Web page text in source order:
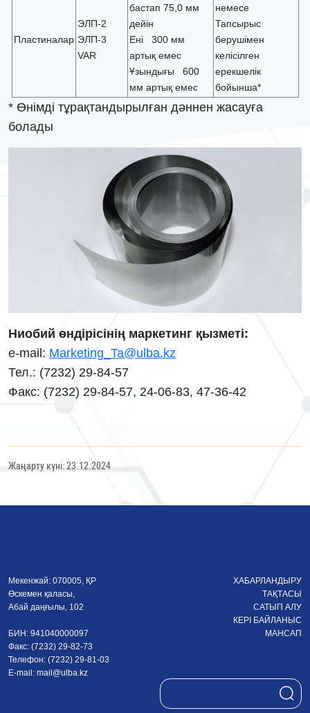
Пластиналар
ЭЛП-2
ЭЛП-3
VAR
бастап 75,0 мм
дейін
Ені 300 мм
артық емес
Ұзындығы 600
мм артық емес
немесе
Тапсырыс
берушімен
келісілген
ерекшелік
бойынша*
* Өнімді тұрақтандырылған дәннен жасауға
болады
Ниобий өндірісінің маркетинг қызметі:
e-mail: Marketing_Ta@ulba.kz
Тел.: (7232) 29-84-57
Факс: (7232) 29-84-57, 24-06-83, 47-36-42
Жаңарту күні: 23.12.2024
Мекенжай: 070005, ҚР
Өскемен қаласы,
Абай даңғылы, 102
БИН: 941040000097
Факс: (7232) 29-82-73
Телефон: (7232) 29-81-03
E-mail: mail@ulba.kz
ХАБАРЛАНДЫРУ
ТАҚТАСЫ
САТЫП АЛУ
КЕРІ БАЙЛАНЫС
МАНСАП